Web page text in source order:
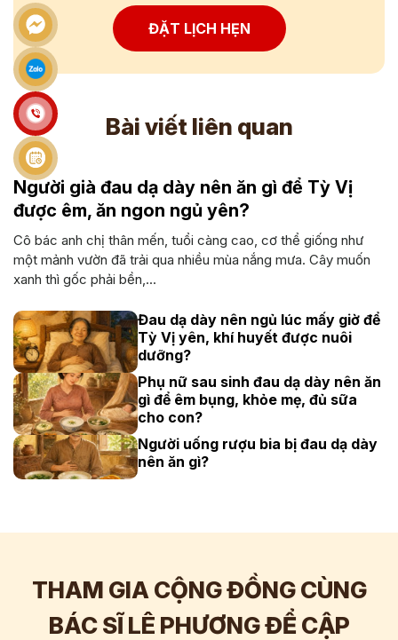
ĐẶT LỊCH HẸN
Bài viết liên quan
Người già đau dạ dày nên ăn gì để Tỳ Vị
được êm, ăn ngon ngủ yên?
Cô bác anh chị thân mến, tuổi càng cao, cơ thể giống như
một mảnh vườn đã trải qua nhiều mùa nắng mưa. Cây muốn
xanh thì gốc phải bền,...
Đau dạ dày nên ngủ lúc mấy giờ để
Tỳ Vị yên, khí huyết được nuôi
dưỡng?
Phụ nữ sau sinh đau dạ dày nên ăn
gì để êm bụng, khỏe mẹ, đủ sữa
cho con?
Người uống rượu bia bị đau dạ dày
nên ăn gì?
THAM GIA CỘNG ĐỒNG CÙNG
BÁC SĨ LÊ PHƯƠNG ĐỂ CẬP